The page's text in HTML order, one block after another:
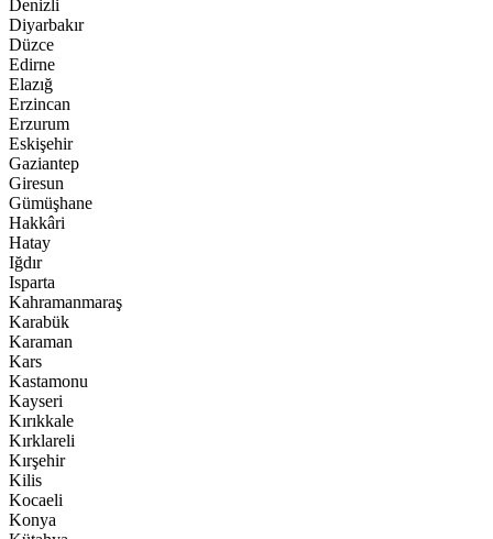
Denizli
Diyarbakır
Düzce
Edirne
Elazığ
Erzincan
Erzurum
Eskişehir
Gaziantep
Giresun
Gümüşhane
Hakkâri
Hatay
Iğdır
Isparta
Kahramanmaraş
Karabük
Karaman
Kars
Kastamonu
Kayseri
Kırıkkale
Kırklareli
Kırşehir
Kilis
Kocaeli
Konya